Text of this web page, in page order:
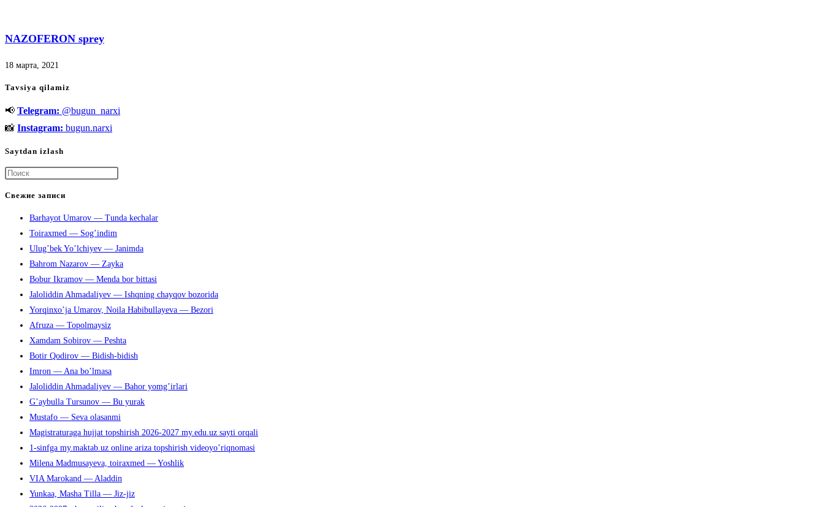
NAZOFERON sprey
18 марта, 2021
Tavsiya qilamiz
📢 Telegram: @bugun_narxi
📸 Instagram: bugun.narxi
Saytdan izlash
чтобы
панель
поиска.
Свежие записи
Barhayot Umarov — Tunda kechalar
Toiraxmed — Sog’indim
Ulug’bek Yo’lchiyev — Janimda
Bahrom Nazarov — Zayka
Bobur Ikramov — Menda bor bittasi
Jaloliddin Ahmadaliyev — Ishqning chayqov bozorida
Yorqinxo’ja Umarov, Noila Habibullayeva — Bezori
Afruza — Topolmaysiz
Xamdam Sobirov — Peshta
Botir Qodirov — Bidish-bidish
Imron — Ana bo’lmasa
Jaloliddin Ahmadaliyev — Bahor yomg’irlari
G’aybulla Tursunov — Bu yurak
Mustafo — Seva olasanmi
Magistraturaga hujjat topshirish 2026-2027 my.edu.uz sayti orqali
1-sinfga my.maktab.uz online ariza topshirish videoyo’riqnomasi
Milena Madmusayeva, toiraxmed — Yoshlik
VIA Marokand — Aladdin
Yunkaa, Masha Tilla — Jiz-jiz